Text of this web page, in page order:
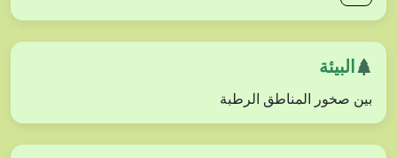
البيئة
بين صخور المناطق الرطبة